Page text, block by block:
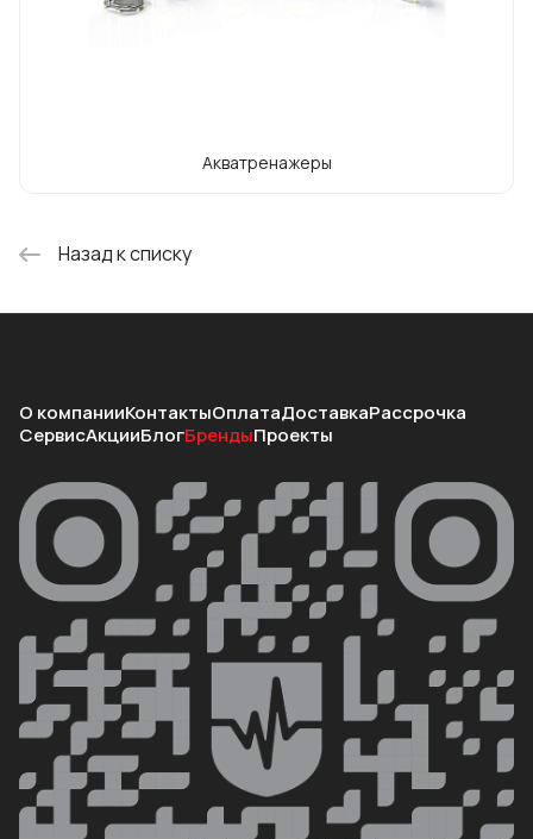
Акватренажеры
Назад к списку
О компанииКонтактыОплатаДоставкаРассрочка
СервисАкцииБлогБрендыПроекты